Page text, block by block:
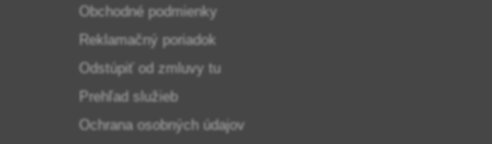
Obchodné podmienky
Reklamačný poriadok
Odstúpiť od zmluvy tu
Prehľad služieb
Ochrana osobných údajov